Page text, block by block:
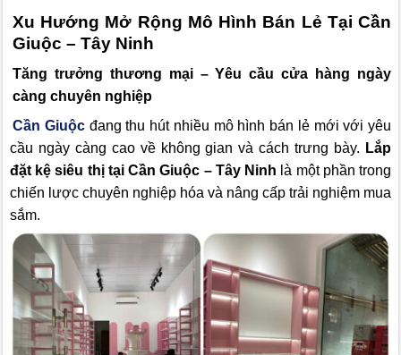
Xu Hướng Mở Rộng Mô Hình Bán Lẻ Tại Cần
Giuộc – Tây Ninh
Tăng trưởng thương mại – Yêu cầu cửa hàng ngày
càng chuyên nghiệp
Cần Giuộcđang thu hút nhiều mô hình bán lẻ mới với yêu
cầu ngày càng cao về không gian và cách trưng bày. Lắp
đặt kệ siêu thị tại Cần Giuộc – Tây Ninh là một phần trong
chiến lược chuyên nghiệp hóa và nâng cấp trải nghiệm mua
sắm.